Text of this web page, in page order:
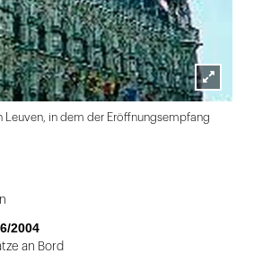
Lightbox
öffnen
Leuven, in dem der Eröffnungsempfang
2004
an Bord